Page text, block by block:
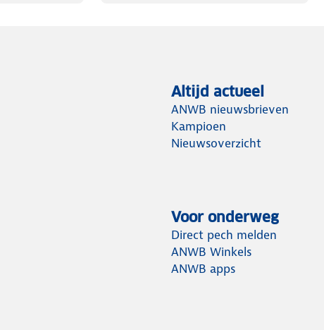
Altijd actueel
ANWB nieuwsbrieven
Kampioen
Nieuwsoverzicht
Voor onderweg
Direct pech melden
ANWB Winkels
ANWB apps